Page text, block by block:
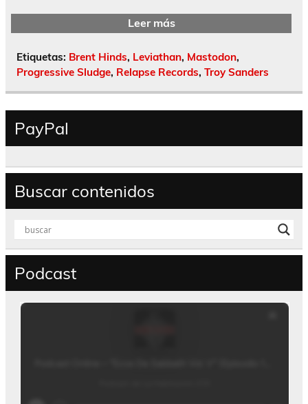
Leer más
Etiquetas: Brent Hinds, Leviathan, Mastodon,
Progressive Sludge, Relapse Records, Troy Sanders
PayPal
Buscar contenidos
Podcast